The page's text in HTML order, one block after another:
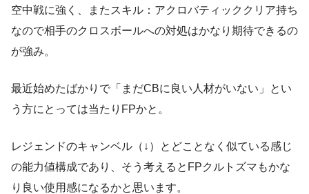
空中戦に強く、またスキル：アクロバティッククリア持ち
なので相手のクロスボールへの対処はかなり期待できるの
が強み。
最近始めたばかりで「まだCBに良い人材がいない」とい
う方にとっては当たりFPかと。
レジェンドのキャンベル（↓）とどことなく似ている感じ
の能力値構成であり、そう考えるとFPクルトズマもかな
り良い使用感になるかと思います。